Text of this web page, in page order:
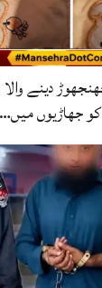
دینے والا
جھاڑیوں میں…